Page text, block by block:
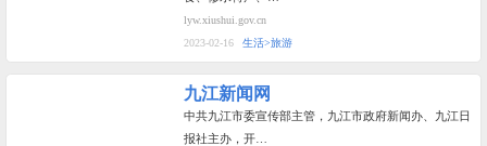
lyw.xiushui.gov.cn
2023-02-16
生活>旅游
九江新闻网
中共九江市委宣传部主管，九江市政府新闻办、九江日
报社主办，开…